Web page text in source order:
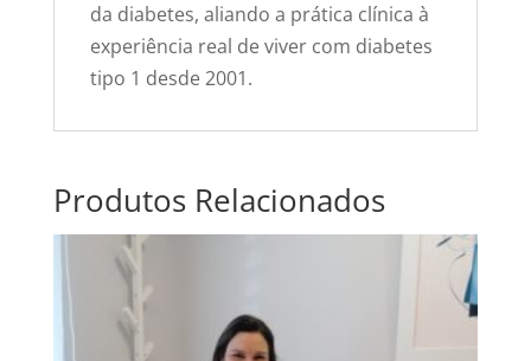
da diabetes, aliando a prática clínica à
experiência real de viver com diabetes
tipo 1 desde 2001.
Produtos Relacionados